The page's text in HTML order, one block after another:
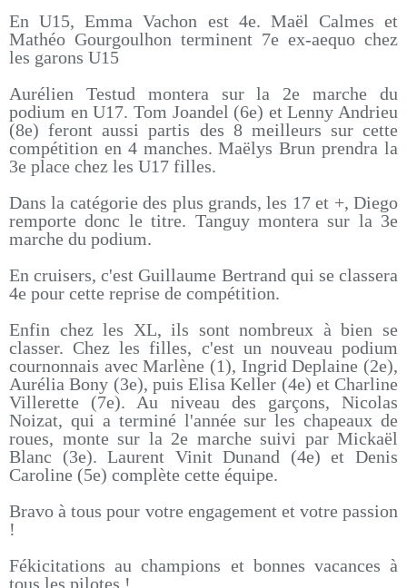
En U15, Emma Vachon est 4e. Maël Calmes et
Mathéo Gourgoulhon terminent 7e ex-aequo chez
les garons U15
Aurélien Testud montera sur la 2e marche du
podium en U17. Tom Joandel (6e) et Lenny Andrieu
(8e) feront aussi partis des 8 meilleurs sur cette
compétition en 4 manches. Maëlys Brun prendra la
3e place chez les U17 filles.
Dans la catégorie des plus grands, les 17 et +, Diego
remporte donc le titre. Tanguy montera sur la 3e
marche du podium.
En cruisers, c'est Guillaume Bertrand qui se classera
4e pour cette reprise de compétition.
Enfin chez les XL, ils sont nombreux à bien se
classer. Chez les filles, c'est un nouveau podium
cournonnais avec Marlène (1), Ingrid Deplaine (2e),
Aurélia Bony (3e), puis Elisa Keller (4e) et Charline
Villerette (7e). Au niveau des garçons, Nicolas
Noizat, qui a terminé l'année sur les chapeaux de
roues, monte sur la 2e marche suivi par Mickaël
Blanc (3e). Laurent Vinit Dunand (4e) et Denis
Caroline (5e) complète cette équipe.
Bravo à tous pour votre engagement et votre passion
!
Fékicitations au champions et bonnes vacances à
tous les pilotes !